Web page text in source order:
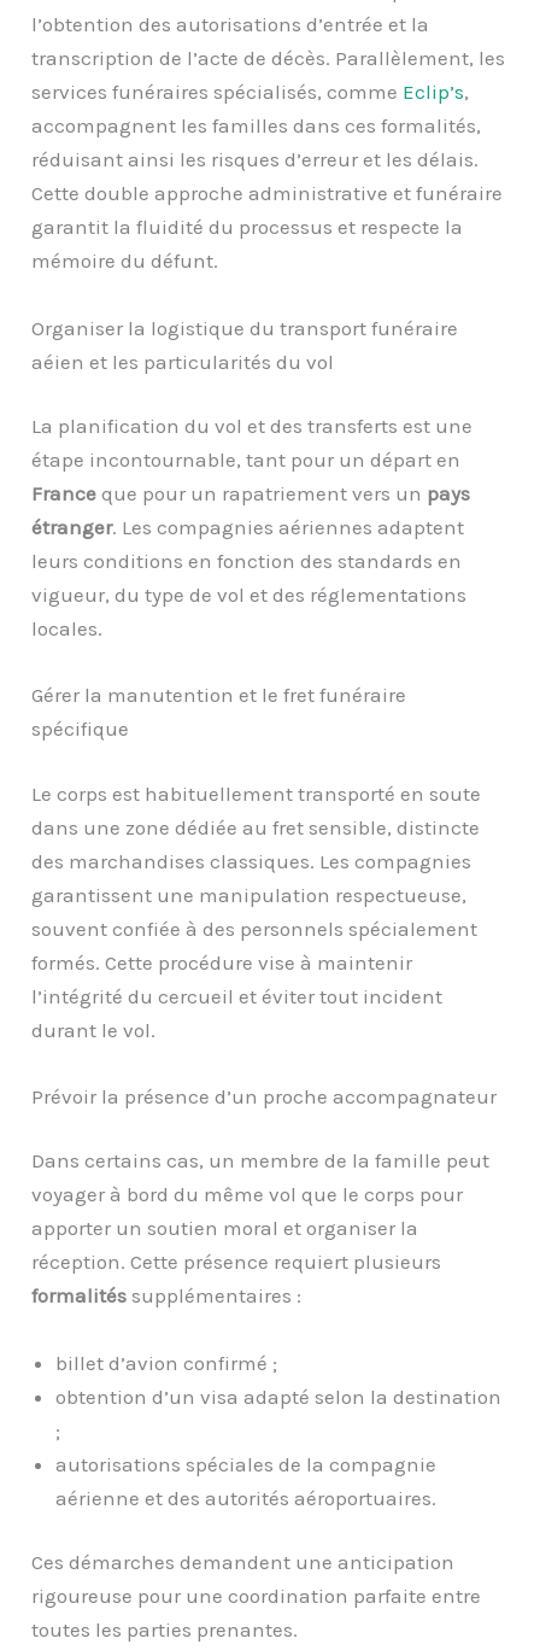
l’obtention des autorisations d’entrée et la
transcription de l’acte de décès. Parallèlement, les
services funéraires spécialisés, comme Eclip’s,
accompagnent les familles dans ces formalités,
réduisant ainsi les risques d’erreur et les délais.
Cette double approche administrative et funéraire
garantit la fluidité du processus et respecte la
mémoire du défunt.
Organiser la logistique du transport funéraire
aéien et les particularités du vol
La planification du vol et des transferts est une
étape incontournable, tant pour un départ en
France que pour un rapatriement vers un pays
étranger. Les compagnies aériennes adaptent
leurs conditions en fonction des standards en
vigueur, du type de vol et des réglementations
locales.
Gérer la manutention et le fret funéraire
spécifique
Le corps est habituellement transporté en soute
dans une zone dédiée au fret sensible, distincte
des marchandises classiques. Les compagnies
garantissent une manipulation respectueuse,
souvent confiée à des personnels spécialement
formés. Cette procédure vise à maintenir
l’intégrité du cercueil et éviter tout incident
durant le vol.
Prévoir la présence d’un proche accompagnateur
Dans certains cas, un membre de la famille peut
voyager à bord du même vol que le corps pour
apporter un soutien moral et organiser la
réception. Cette présence requiert plusieurs
formalités supplémentaires :
billet d’avion confirmé ;
obtention d’un visa adapté selon la destination
;
autorisations spéciales de la compagnie
aérienne et des autorités aéroportuaires.
Ces démarches demandent une anticipation
rigoureuse pour une coordination parfaite entre
toutes les parties prenantes.